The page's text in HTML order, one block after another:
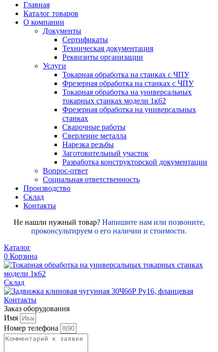
Главная
Каталог товаров
О компании
Документы
Сертификаты
Техническая документация
Реквизиты организации
Услуги
Токарная обработка на станках с ЧПУ
Фрезерная обработка на станках с ЧПУ
Токарная обработка на универсальных
токарных станках модели 1к62
Фрезерная обработка на универсальных
станках
Сварочные работы
Сверление металла
Нарезка резьбы
Заготовительный участок
Разработка конструкторской документации
Вопрос-ответ
Социальная ответственность
Производство
Склад
Контакты
Не нашли нужный товар? Напишите нам или позвоните,
проконсультируем о его наличии и стоимости.
Каталог
0 Корзина
Склад
Контакты
Заказ оборудования
Имя
Номер телефона